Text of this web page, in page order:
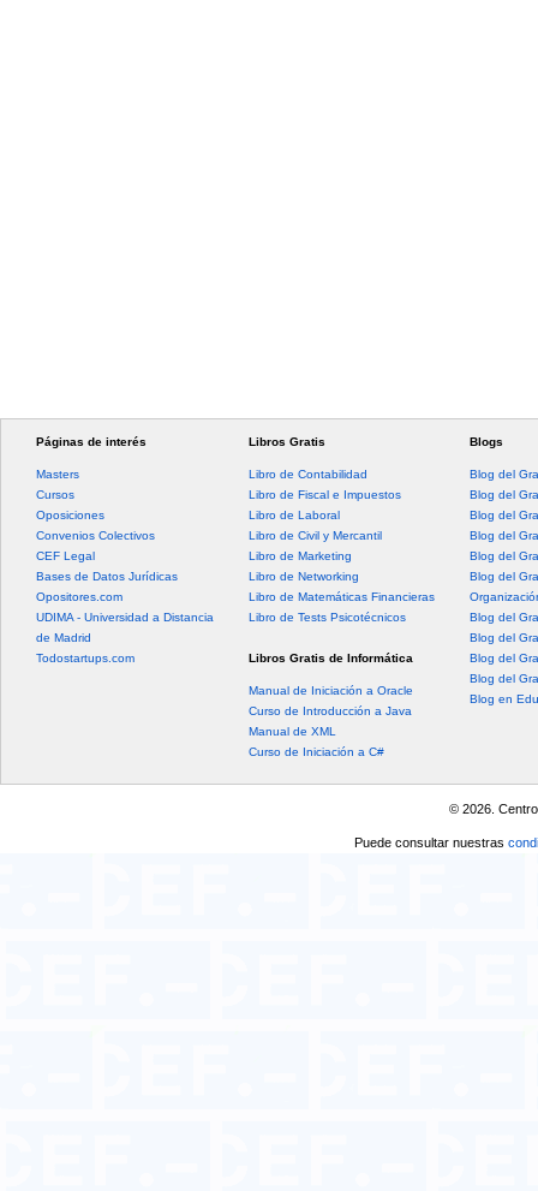
Páginas de interés
Masters
Cursos
Oposiciones
Convenios Colectivos
CEF Legal
Bases de Datos Jurídicas
Opositores.com
UDIMA - Universidad a Distancia
de Madrid
Todostartups.com
Libros Gratis
Libro de Contabilidad
Libro de Fiscal e Impuestos
Libro de Laboral
Libro de Civil y Mercantil
Libro de Marketing
Libro de Networking
Libro de Matemáticas Financieras
Libro de Tests Psicotécnicos
Libros Gratis de Informática
Manual de Iniciación a Oracle
Curso de Introducción a Java
Manual de XML
Curso de Iniciación a C#
Blogs
Blog del
Blog del
Blog del
Blog del
Blog del
Blog del
Blog del
Blog del
Blog del
Blog del
Blog en
© 2026.
Puede consultar nuestras